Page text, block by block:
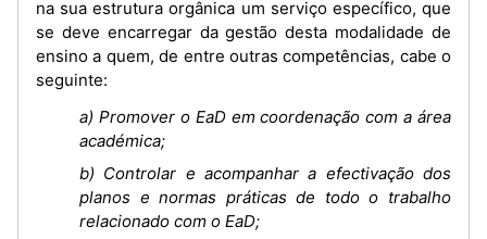
na sua estrutura orgânica um serviço específico, que
se deve encarregar da gestão desta modalidade de
ensino a quem, de entre outras competências, cabe o
seguinte:
a) Promover o EaD em coordenação com a área
académica;
b) Controlar e acompanhar a efectivação dos
planos e normas práticas de todo o trabalho
relacionado com o EaD;